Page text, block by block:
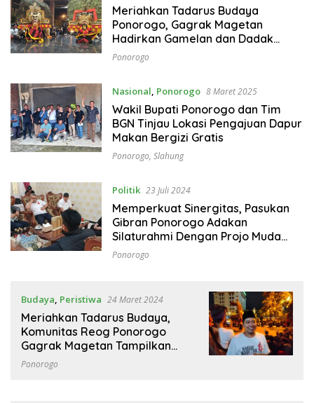
Meriahkan Tadarus Budaya
Ponorogo, Gagrak Magetan
Hadirkan Gamelan dan Dadak
Merak Bersejarah
Ponorogo
Nasional, Ponorogo 8 Maret 2025
Wakil Bupati Ponorogo dan Tim
BGN Tinjau Lokasi Pengajuan Dapur
Makan Bergizi Gratis
Ponorogo, Slahung
Politik 23 Juli 2024
Memperkuat Sinergitas, Pasukan
Gibran Ponorogo Adakan
Silaturahmi Dengan Projo Muda
Ponorogo
Ponorogo
Budaya, Peristiwa 24 Maret 2024
Meriahkan Tadarus Budaya,
Komunitas Reog Ponorogo
Gagrak Magetan Tampilkan
Seni Kucingan
Ponorogo